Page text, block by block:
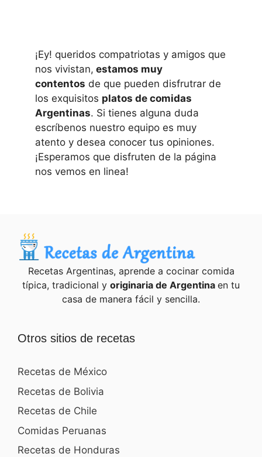
¡Ey! queridos compatriotas y amigos que
nos vivistan, estamos muy
contentos de que pueden disfrutrar de
los exquisitos platos de comidas
Argentinas. Si tienes alguna duda
escríbenos nuestro equipo es muy
atento y desea conocer tus opiniones.
¡Esperamos que disfruten de la página
nos vemos en linea!
Recetas Argentinas, aprende a cocinar comida
típica, tradicional y originaria de Argentina en tu
casa de manera fácil y sencilla.
Otros sitios de recetas
Recetas de México
Recetas de Bolivia
Recetas de Chile
Comidas Peruanas
Recetas de Honduras